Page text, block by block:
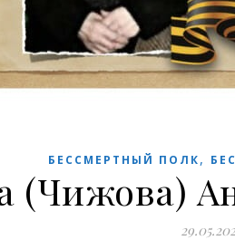
БЕССМЕРТНЫЙ ПОЛК,
(Чижова)